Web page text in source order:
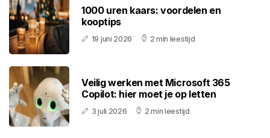
1000 uren kaars: voordelen en
kooptips
19 juni 2026 2 min leestijd
Veilig werken met Microsoft 365
Copilot: hier moet je op letten
3 juli 2026 2 min leestijd